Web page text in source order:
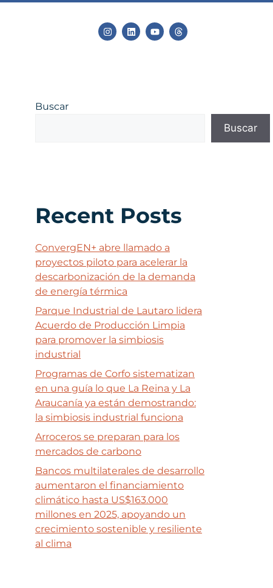
Buscar
Buscar
Recent Posts
ConvergEN+ abre llamado a
proyectos piloto para acelerar la
descarbonización de la demanda
de energía térmica
Parque Industrial de Lautaro lidera
Acuerdo de Producción Limpia
para promover la simbiosis
industrial
Programas de Corfo sistematizan
en una guía lo que La Reina y La
Araucanía ya están demostrando:
la simbiosis industrial funciona
Arroceros se preparan para los
mercados de carbono
Bancos multilaterales de desarrollo
aumentaron el financiamiento
climático hasta US$163.000
millones en 2025, apoyando un
crecimiento sostenible y resiliente
al clima